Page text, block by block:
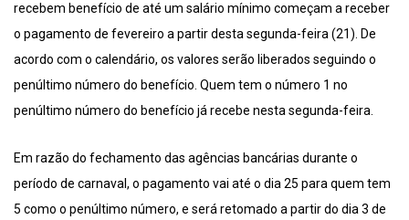
recebem benefício de até um salário mínimo começam a receber
o pagamento de fevereiro a partir desta segunda-feira (21). De
acordo com o calendário, os valores serão liberados seguindo o
penúltimo número do benefício. Quem tem o número 1 no
penúltimo número do benefício já recebe nesta segunda-feira.
Em razão do fechamento das agências bancárias durante o
período de carnaval, o pagamento vai até o dia 25 para quem tem
5 como o penúltimo número, e será retomado a partir do dia 3 de